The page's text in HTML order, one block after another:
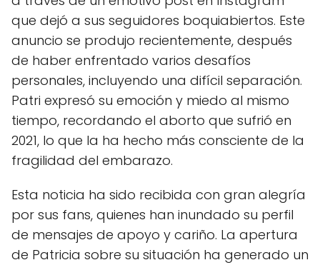
que dejó a sus seguidores boquiabiertos. Este
anuncio se produjo recientemente, después
de haber enfrentado varios desafíos
personales, incluyendo una difícil separación.
Patri expresó su emoción y miedo al mismo
tiempo, recordando el aborto que sufrió en
2021, lo que la ha hecho más consciente de la
fragilidad del embarazo.
Esta noticia ha sido recibida con gran alegría
por sus fans, quienes han inundado su perfil
de mensajes de apoyo y cariño. La apertura
de Patricia sobre su situación ha generado un